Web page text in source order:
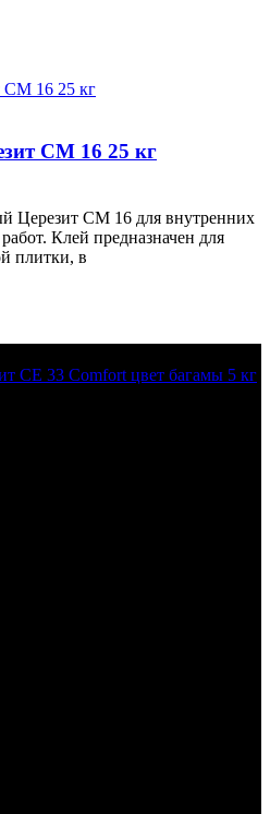
CM 16 25 кг
Церезит CM 16 для внутренних
Клей предназначен для
плитки, в